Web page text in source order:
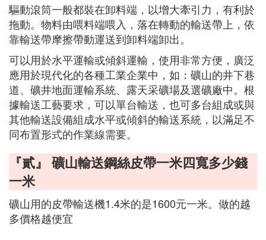
驅動滾筒一般都裝在卸料端，以增大牽引力，有利於
拖動。物料由喂料端喂入，落在轉動的輸送帶上，依
靠輸送帶摩擦帶動運送到卸料端卸出。
可以用於水平運輸或傾斜運輸，使用非常方便，廣泛
應用於現代化的各種工業企業中，如：礦山的井下巷
道、礦井地面運輸系統、露天采礦場及選礦廠中。根
據輸送工藝要求，可以單台輸送，也可多台組成或與
其他輸送設備組成水平或傾斜的輸送系統，以滿足不
同布置形式的作業線需要。
『貳』 礦山輸送鋼絲皮帶一米四寬多少錢
一米
礦山用的皮帶輸送機1.4米的是1600元一米。做的越
多價格越便宜